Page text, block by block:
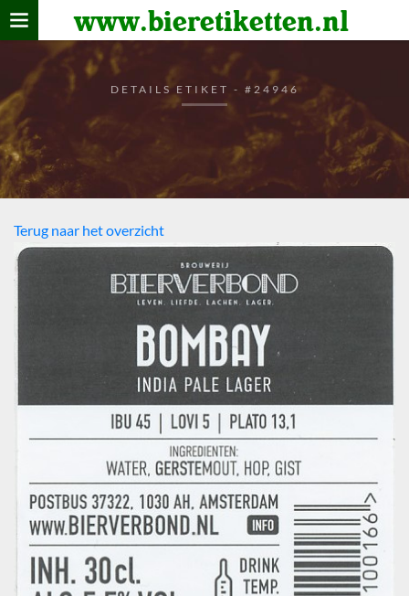
www.bieretiketten.nl
Home
verzamelen
De bierkaart
Bezoekers
DETAILS ETIKET - #24946
Terug naar het overzicht